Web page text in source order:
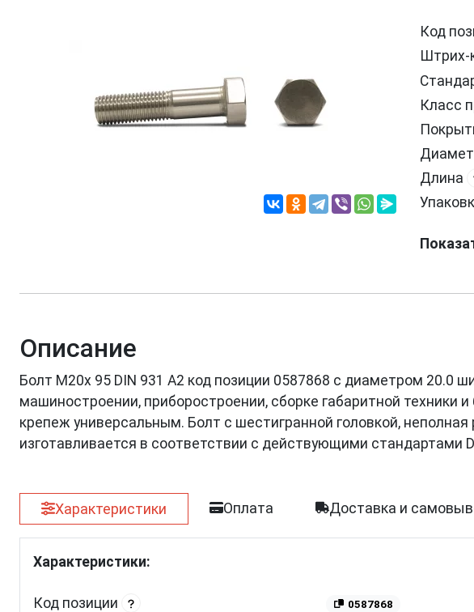
Код
Штрих-
Класс
Длина
Описание
Болт М20х 95 DIN 931 A2 код позиции 0587868 с диаметром 20.0
машиностроении, приборостроении, сборке габаритной техники
крепеж универсальным. Болт с шестигранной головкой,
изготавливается в соответствии с действующими стандартами
Характеристики Оплата Доставка и
Характеристики:
Код позиции 0587868